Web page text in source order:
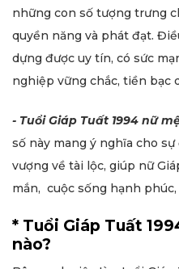
những con số tượng trưng
quyền năng và phát đạt.
dựng được uy tín, có sức
nghiệp vững chắc, tiền bạc
- Tuổi Giáp Tuất 1994 nữ
số này mang ý nghĩa cho
vượng về tài lộc, giúp nữ
mắn, cuộc sống hạnh
* Tuổi Giáp Tuất
nào?